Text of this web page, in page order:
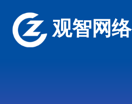
观智网络